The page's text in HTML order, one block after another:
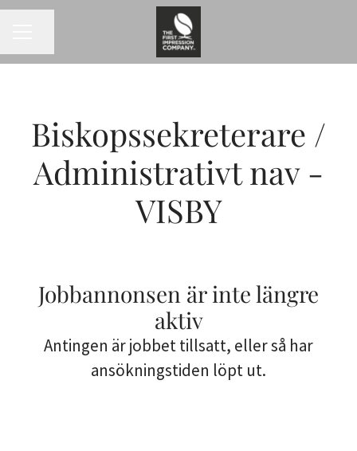
Biskopssekreterare /
Administrativt nav -
VISBY
Jobbannonsen är inte längre
aktiv
Antingen är jobbet tillsatt, eller så har
ansökningstiden löpt ut.